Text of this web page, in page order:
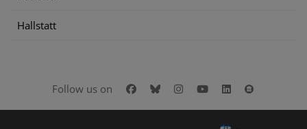
Hallstatt
Follow us on Facebook
BlueskyInstagram
YoutubeLinkedIn